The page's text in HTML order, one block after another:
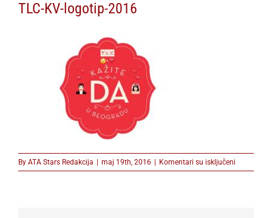
TLC-KV-logotip-2016
By ATA Stars Redakcija | maj 19th, 2016 | Komentari su isključeni
TLC-